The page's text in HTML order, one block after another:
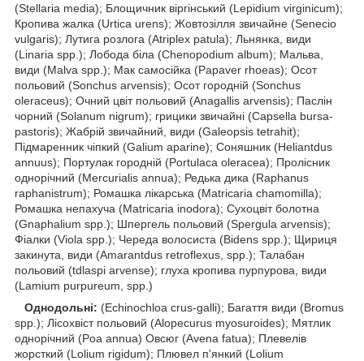
(Stellaria media); Блощичник віргінський (Lepidium virginicum);
Кропива жалка (Urtica urens); Жовтозілля звичайне (Senecio
vulgaris); Лутига розлога (Atriplex patula); Льнянка, види
(Linaria spp.); Лобода біла (Chenopodium album); Мальва,
види (Malva spp.); Мак самосійка (Papaver rhoeas); Осот
польовий (Sonchus arvensis); Осот городній (Sonchus
oleraceus); Очний цвіт польовий (Anagallis arvensis); Паслін
чорний (Solanum nigrum); грицики звичайні (Capsella bursa-
pastoris); Жабрій звичайний, види (Galeopsis tetrahit);
Підмаренник чіпкий (Galium aparine); Соняшник (Heliantdus
annuus); Портулак городній (Portulaca oleracea); Пролісник
однорічний (Mercurialis annua); Редька дика (Raphanus
raphanistrum); Ромашка лікарська (Matricaria chamomilla);
Ромашка непахуча (Matricaria inodora); Сухоцвіт болотна
(Gnaphalium spp.); Шпергель польовий (Spergula arvensis);
Фіалки (Viola spp.); Череда волосиста (Bidens spp.); Щириця
закинута, види (Amarantdus retroflexus, spp.); Талабан
польовий (tdlaspi arvense); глуха кропива пурпурова, види
(Lamium purpureum, spp.)
Однодольні: (Echinochloa crus-galli); Багаття види (Bromus
spp.); Лісохвіст польовий (Alopecurus myosuroides); Мятлик
однорічний (Poa annua) Овсюг (Avena fatua); Плевелів
жорсткий (Lolium rigidum); Плювел п'янкий (Lolium